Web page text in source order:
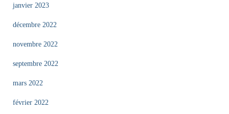
janvier 2023
décembre 2022
novembre 2022
septembre 2022
mars 2022
février 2022